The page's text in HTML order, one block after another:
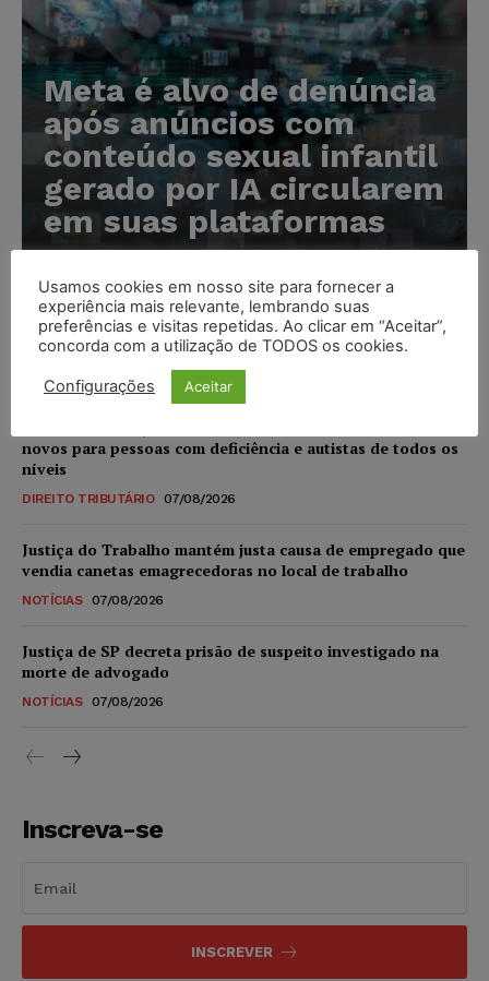
Meta é alvo de denúncia
após anúncios com
conteúdo sexual infantil
gerado por IA circularem
em suas plataformas
Advogado preso por suspeita de matar o filho tem
inscrição suspensa pela OAB-TO
novos para pessoas com deficiência e autistas de todos os
níveis
DIREITO TRIBUTÁRIO 07/08/2026
Justiça do Trabalho mantém justa causa de empregado que
vendia canetas emagrecedoras no local de trabalho
NOTÍCIAS 07/08/2026
Justiça de SP decreta prisão de suspeito investigado na
morte de advogado
NOTÍCIAS 07/08/2026
Inscreva-se
INSCREVER
Usamos cookies em nosso site para fornecer a
experiência mais relevante, lembrando suas
preferências e visitas repetidas. Ao clicar em “Aceitar”,
concorda com a utilização de TODOS os cookies.
Configurações Aceitar